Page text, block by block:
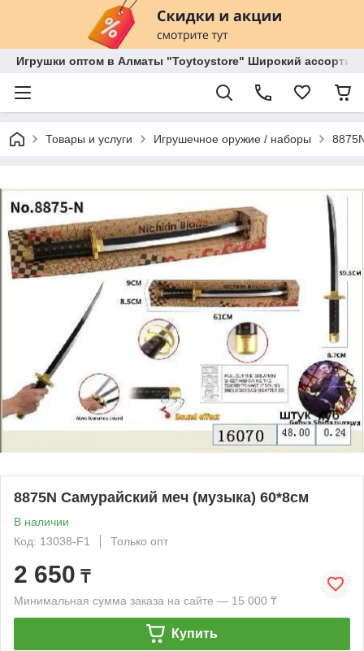
Игрушки оптом в Алматы "Toytoystore" Широкий
Товары и услуги Игрушечное оружие / наборы
8875N Самурайский меч (музыка) 60*8см
В наличии
Код: 13038-F1
Только опт
2 650 ₸
Минимальная сумма заказа на сайте — 15 000 ₸
Купить